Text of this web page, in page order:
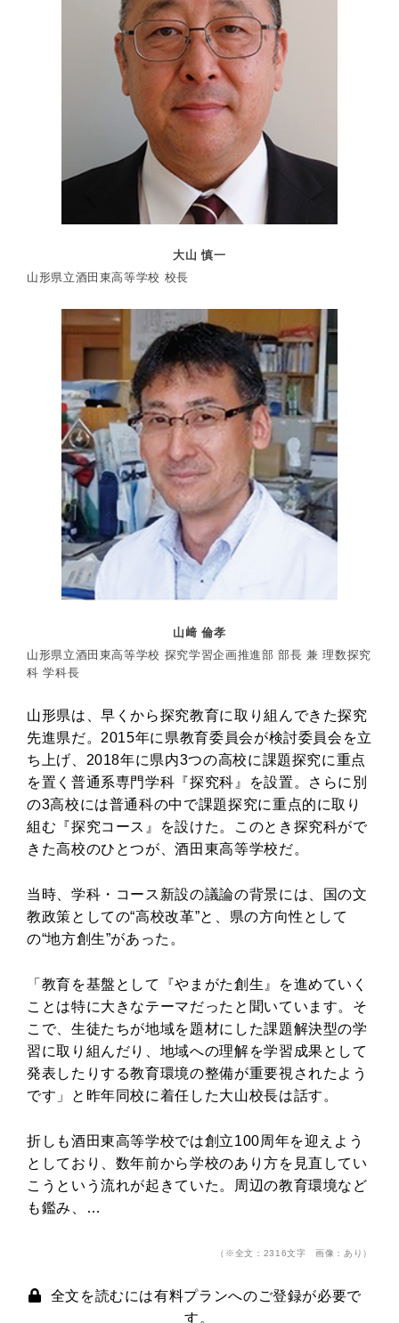
大山 慎一
山形県立酒田東高等学校 校長
山﨑 倫孝
山形県立酒田東高等学校 探究学習企画推進部 部長 兼 理数探究
科 学科長
山形県は、早くから探究教育に取り組んできた探究
先進県だ。2015年に県教育委員会が検討委員会を立
ち上げ、2018年に県内3つの高校に課題探究に重点
を置く普通系専門学科『探究科』を設置。さらに別
の3高校には普通科の中で課題探究に重点的に取り
組む『探究コース』を設けた。このとき探究科がで
きた高校のひとつが、酒田東高等学校だ。
当時、学科・コース新設の議論の背景には、国の文
教政策としての“高校改革”と、県の方向性として
の“地方創生”があった。
「教育を基盤として『やまがた創生』を進めていく
ことは特に大きなテーマだったと聞いています。そ
こで、生徒たちが地域を題材にした課題解決型の学
習に取り組んだり、地域への理解を学習成果として
発表したりする教育環境の整備が重要視されたよう
です」と昨年同校に着任した大山校長は話す。
折しも酒田東高等学校では創立100周年を迎えよう
としており、数年前から学校のあり方を見直してい
こうという流れが起きていた。周辺の教育環境など
も鑑み、…
（※全文：2316文字 画像：あり）
全文を読むには有料プランへのご登録が必要で
す。